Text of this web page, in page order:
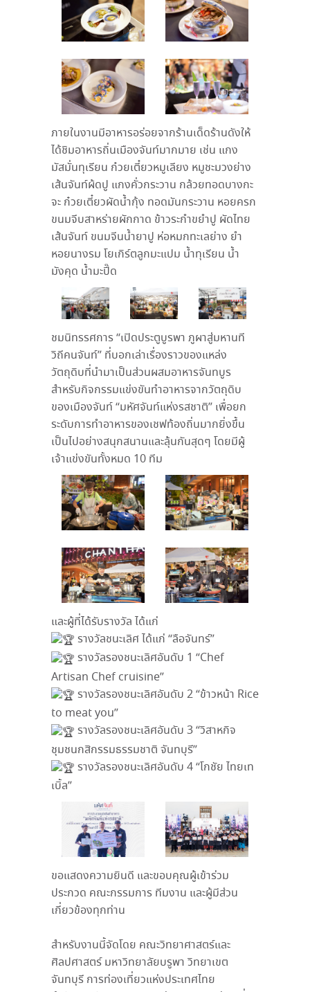
ภายในงานมีอาหารอร่อยจากร้านเด็ดร้านดังให้
ได้ชิมอาหารถิ่นเมืองจันท์มากมาย เช่น แกง
มัสมั่นทุเรียน ก๋วยเตี๋ยวหมูเลียง หมูชะมวงย่าง
เส้นจันท์ผ้ดปู แกงคั่วกระวาน กล้วยทอดบางกะ
จะ ก๋วยเตี๋ยวผัดน้ำกุ้ง ทอดมันกระวาน หอยครก
ขนมจีบสาหร่ายผักกาด ข้าวระกำขยำปู ผัดไทย
เส้นจันท์ ขนมจีนน้ำยาปู ห่อหมกทะเลย่าง ยำ
หอยนางรม โยเกิร์ตลูกมะแปม น้ำทุเรียน น้ำ
มังคุด น้ำมะปี๊ด
ชมนิทรรศการ “เปิดประตูบูรพา ภูผาสู่มหานที
วิถีคนจันท์” ที่บอกเล่าเรื่องราวของแหล่ง
วัตถุดิบที่นำมาเป็นส่วนผสมอาหารจันทบูร
สำหรับกิจกรรมแข่งขันทำอาหารจากวัตถุดิบ
ของเมืองจันท์ “มหัศจันท์แห่งรสชาติ” เพื่อยก
ระดับการทำอาหารของเชฟท้องถิ่นมากยิ่งขึ้น
เป็นไปอย่างสนุกสนานและลุ้นกันสุดๆ โดยมีผู้
เจ้าแข่งขันทั้งหมด 10 ทีม
และผู้ที่ได้รับรางวัล ได้แก่
รางวัลชนะเลิศ ได้แก่ “ลือจันทร์”
รางวัลรองชนะเลิศอันดับ 1 “Chef
Artisan Chef cruisine”
รางวัลรองชนะเลิศอันดับ 2 “ข้าวหน้า Rice
to meat you”
รางวัลรองชนะเลิศอันดับ 3 “วิสาหกิจ
ชุมชนกสิกรรมธรรมชาติ จันทบุรี”
รางวัลรองชนะเลิศอันดับ 4 “โกชัย ไทยเท
เบิ้ล”
ขอแสดงความยินดี และขอบคุณผู้เข้าร่วม
ประกวด คณะกรรมการ ทีมงาน และผู้มีส่วน
เกี่ยวข้องทุกท่าน
สำหรับงานนี้จัดโดย คณะวิทยาศาสตร์และ
ศิลปศาสตร์ มหาวิทยาลัยบรูพา วิทยาเขต
จันทบุรี การท่องเที่ยวแห่งประเทศไทย